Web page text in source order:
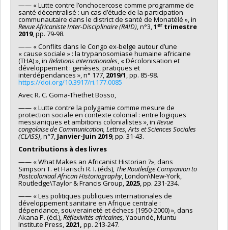
—— « Lutte contre l’onchocercose comme programme de
santé décentralisé : un cas d’étude de la participation
communautaire dans le district de santé de Monatélé », in
Revue Africaniste Inter-Disciplinaire (RAID), n°3,1ertrimestre
2019, pp. 79-98.
—— « Conflits dans le Congo ex-belge autour d’une
« cause sociale » : la trypanosomiase humaine africaine
(THA) », in Relations internationales, « Décolonisation et
développement : genèses, pratiques et
interdépendances », n° 177, 2019/1, pp. 85-98.
https://doi.org/10.3917/ri.177.0085
Avec R. C. Goma-Thethet Bosso,
—— « Lutte contre la polygamie comme mesure de
protection sociale en contexte colonial : entre logiques
messianiques et ambitions colonialistes », in Revue
congolaise de Communication, Lettres, Arts et Sciences Sociales
(CLASS), n°7, Janvier-Juin 2019, pp. 31-43.
Contributions à des livres
—— « What Makes an Africanist Historian ?», dans
Simpson T. et Harisch R. I. (éds), The Routledge Companion to
Postcoloniaal African Historiography, London\New-York,
Routledge\Taylor & Francis Group, 2025, pp. 231-234.
—— « Les politiques publiques internationales de
développement sanitaire en Afrique centrale :
dépendance, souveraineté et échecs (1950-2000) », dans
Akana P. (éd.),Réflexivités africaines, Yaoundé, Muntu
Institute Press, 2021, pp. 213-247.